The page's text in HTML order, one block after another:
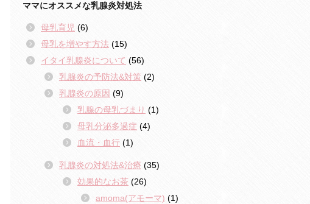
ママにオススメな乳腺炎対処法
母乳育児 (6)
母乳を増やす方法 (15)
イタイ乳腺炎について (56)
乳腺炎の予防法&対策 (2)
乳腺炎の原因 (9)
乳腺の母乳づまり (1)
母乳分泌多過症 (4)
血流・血行 (1)
乳腺炎の対処法&治療 (35)
効果的なお茶 (26)
amoma(アモーマ) (1)